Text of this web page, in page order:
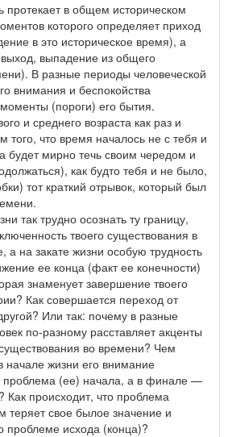
протекает в общем историческом
которого определяет приход
в это историческое время), а
выпадение из общего
В разные периоды человеческой
внимания и беспокойства
(пороги) его бытия.
и среднего возраста как раз и
того, что время началось не с тебя и
будет мирно течь своим чередом и
как будто тебя и не было,
тот краткий отрывок, который был
так трудно осознать ту границу,
твоего существования в
а на закате жизни особую трудность
ее конца (факт ее конечности)
знаменует завершение твоего
Как совершается переход от
Или так: почему в разные
по-разному расставляет акценты
во времени? Чем
начале жизни его внимание
проблема (ее) начала, а в финале —
Как происходит, что проблема
теряет свое былое значение и
проблеме исхода (конца)?